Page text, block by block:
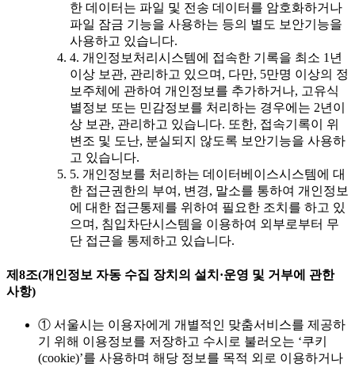
한 데이터는 파일 및 전송 데이터를 암호화하거나
파일 잠금 기능을 사용하는 등의 별도 보안기능을
사용하고 있습니다.
4. 개인정보처리시스템에 접속한 기록을 최소 1년
이상 보관, 관리하고 있으며, 다만, 5만명 이상의 정
보주체에 관하여 개인정보를 추가하거나, 고유식
별정보 또는 민감정보를 처리하는 경우에는 2년이
상 보관, 관리하고 있습니다. 또한, 접속기록이 위
변조 및 도난, 분실되지 않도록 보안기능을 사용하
고 있습니다.
5. 개인정보를 처리하는 데이터베이스시스템에 대
한 접근권한의 부여, 변경, 말소를 통하여 개인정보
에 대한 접근통제를 위하여 필요한 조치를 하고 있
으며, 침입차단시스템을 이용하여 외부로부터 무
단 접근을 통제하고 있습니다.
제8조(개인정보 자동 수집 장치의 설치·운영 및 거부에 관한
사항)
① 서울시는 이용자에게 개별적인 맞춤서비스를 제공하
기 위해 이용정보를 저장하고 수시로 불러오는 ‘쿠키
(cookie)’를 사용하며 해당 정보를 목적 외로 이용하거나